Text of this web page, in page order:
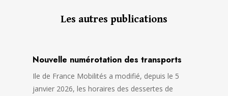
Les autres publications
Nouvelle numérotation des transports
Ile de France Mobilités a modifié, depuis le 5
janvier 2026, les horaires des dessertes de